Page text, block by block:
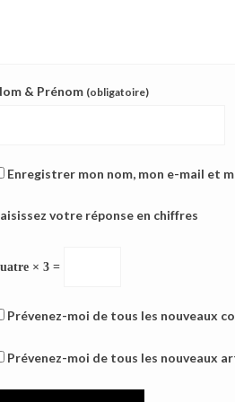
& Prénom (obligatoire)
Enregistrer mon nom, mon e-mail et
votre réponse en chiffres
× 3 =
Prévenez-moi de tous les nouveaux
Prévenez-moi de tous les nouveaux